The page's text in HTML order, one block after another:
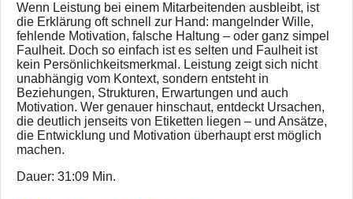
Wenn Leistung bei einem Mitarbeitenden ausbleibt, ist
die Erklärung oft schnell zur Hand: mangelnder Wille,
fehlende Motivation, falsche Haltung – oder ganz simpel
Faulheit. Doch so einfach ist es selten und Faulheit ist
kein Persönlichkeitsmerkmal. Leistung zeigt sich nicht
unabhängig vom Kontext, sondern entsteht in
Beziehungen, Strukturen, Erwartungen und auch
Motivation. Wer genauer hinschaut, entdeckt Ursachen,
die deutlich jenseits von Etiketten liegen – und Ansätze,
die Entwicklung und Motivation überhaupt erst möglich
machen.
Dauer: 31:09 Min.